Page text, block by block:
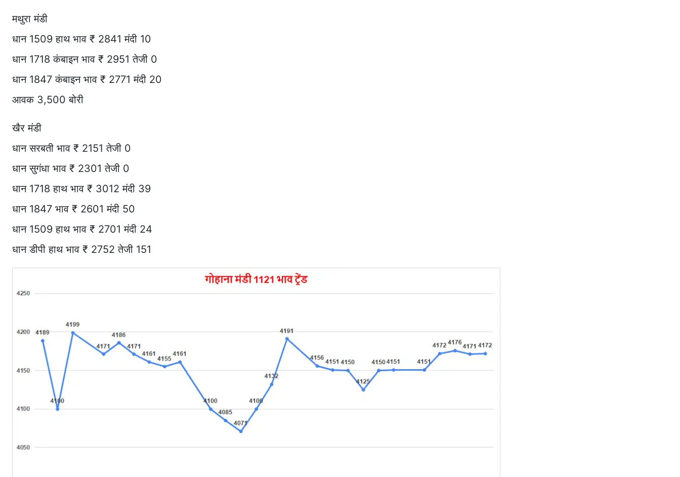
मथुरा मंडी
धान 1509 हाथ भाव ₹ 2841 मंदी 10
धान 1718 कंबाइन भाव ₹ 2951 तेजी 0
धान 1847 कंबाइन भाव ₹ 2771 मंदी 20
आवक 3,500 बोरी
खैर मंडी
धान सरबती भाव ₹ 2151 तेजी 0
धान सुगंधा भाव ₹ 2301 तेजी 0
धान 1718 हाथ भाव ₹ 3012 मंदी 39
धान 1847 भाव ₹ 2601 मंदी 50
धान 1509 हाथ भाव ₹ 2701 मंदी 24
धान डीपी हाथ भाव ₹ 2752 तेजी 151